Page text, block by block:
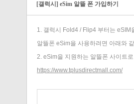
[갤럭시] eSim 알뜰 폰 가입하기
1. 갤럭시 Fold4 / Flip4 부터는 eSIM
알뜰폰 eSim을 사용하려면 아래와
2. eSim을 지원하는 알뜰폰 사이트
https://www.tplusdirectmall.com/